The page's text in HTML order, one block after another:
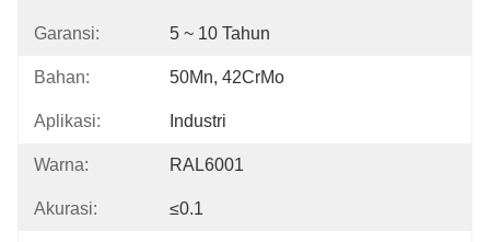
Garansi: 5 ~ 10 Tahun
Bahan: 50Mn, 42CrMo
Aplikasi: Industri
Warna: RAL6001
Akurasi: ≤0.1